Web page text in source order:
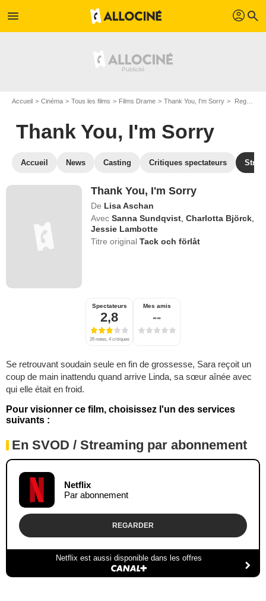
menu profil search
Accueil Cinéma Tous les films Films Drame Thank You, I'm Sorry Regarder Thank You, I'm Sorry en SVOD
Thank You, I'm Sorry
Accueil News Casting Critiques spectateurs
Thank You, I'm Sorry
De Lisa Aschan
Avec Sanna Sundqvist ,Charlotta Björck
Jessie Lambotte
Titre originalTack och förlåt
Spectateurs
2,8
26 notes, 4 critiques
Mes amis
--
Se retrouvant soudain seule en fin de grossesse, Sara reçoit un
coup de main inattendu quand arrive Linda, sa sœur aînée avec
qui elle était en froid.
Pour visionner ce film, choisissez l'un des services
suivants :
En SVOD / Streaming par abonnement
Netflix
Par abonnement
REGARDER
Netflix est aussi disponible dans les offres